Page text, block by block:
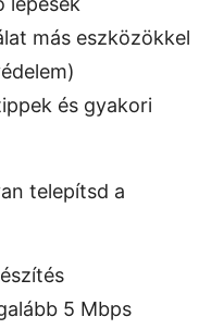
más eszközökkel
és gyakori
telepítsd a
5 Mbps